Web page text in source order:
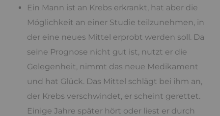
Ein Mann ist an Krebs erkrankt, hat aber die
Möglichkeit an einer Studie teilzunehmen, in
der eine neues Mittel erprobt werden soll. Da
seine Prognose nicht gut ist, nutzt er die
Gelegenheit, nimmt das neue Medikament
und hat Glück. Das Mittel schlägt bei ihm an,
der Krebs verschwindet, er scheint gerettet.
Einige Jahre später hört oder liest er durch